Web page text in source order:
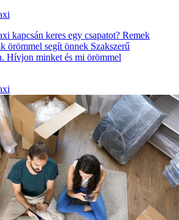
kapcsán keres egy csapatot? Remek
örömmel segít önnek Szakszerű
Hívjon minket és mi örömmel